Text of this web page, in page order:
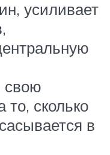
усиливает
свою
то, сколько
в